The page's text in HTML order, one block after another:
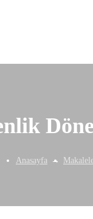
Anasayfa